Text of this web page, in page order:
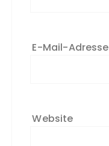
E-Mail-Adresse
Website